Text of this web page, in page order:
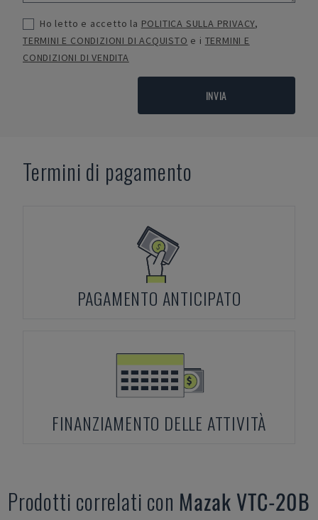
Ho letto e accetto la POLITICA SULLA PRIVACY,
TERMINI E CONDIZIONI DI ACQUISTO e i TERMINI E
CONDIZIONI DI VENDITA
INVIA
Termini di pagamento
PAGAMENTO ANTICIPATO
FINANZIAMENTO DELLE ATTIVITÀ
Prodotti correlati con Mazak VTC-20B